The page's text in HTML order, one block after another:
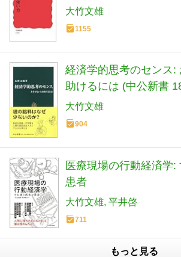
大竹文雄
1155
経済学的思考のセンス:
助けるには (中公新書
大竹文雄
904
医療現場の行動経済学:
患者
大竹文雄 平井啓
711
もっと見る